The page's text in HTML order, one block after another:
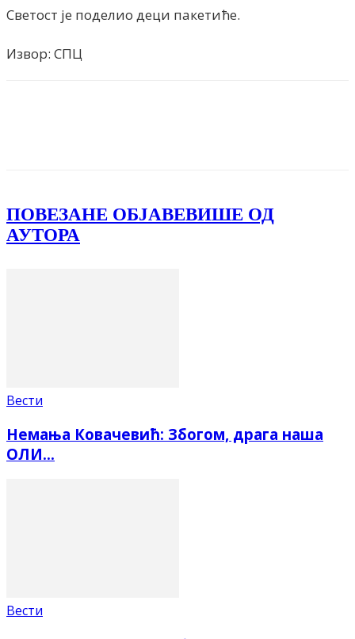
Светост је поделио деци пакетиће.
Извор: СПЦ
ПОВЕЗАНЕ ОБЈАВЕВИШЕ ОД
АУТОРА
Вести
Немања Ковачевић: Збогом, драга наша
ОЛИ…
Вести